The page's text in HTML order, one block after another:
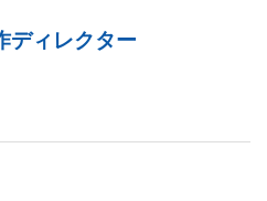
ディレクター